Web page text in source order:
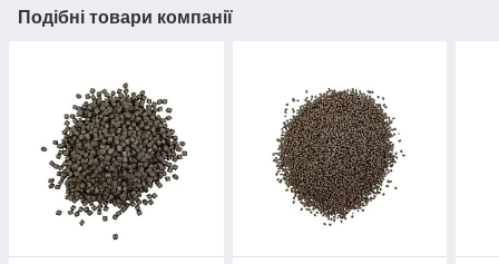
Подібні товари компанії